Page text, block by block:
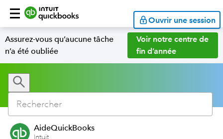
Ouvrir une session
Assurez-vous qu’aucune tâche
n’a été oubliée
Voir notre centre de
fin d’année
AideQuickBooks